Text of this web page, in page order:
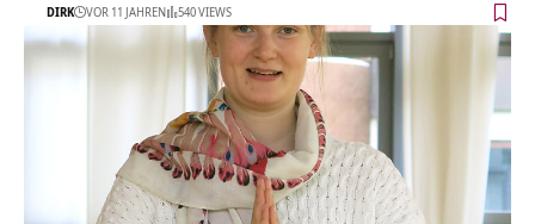
DIRK VOR 11 JAHREN 540 VIEWS